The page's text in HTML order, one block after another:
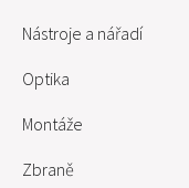
Nástroje a nářadí
Optika
Montáže
Zbraně